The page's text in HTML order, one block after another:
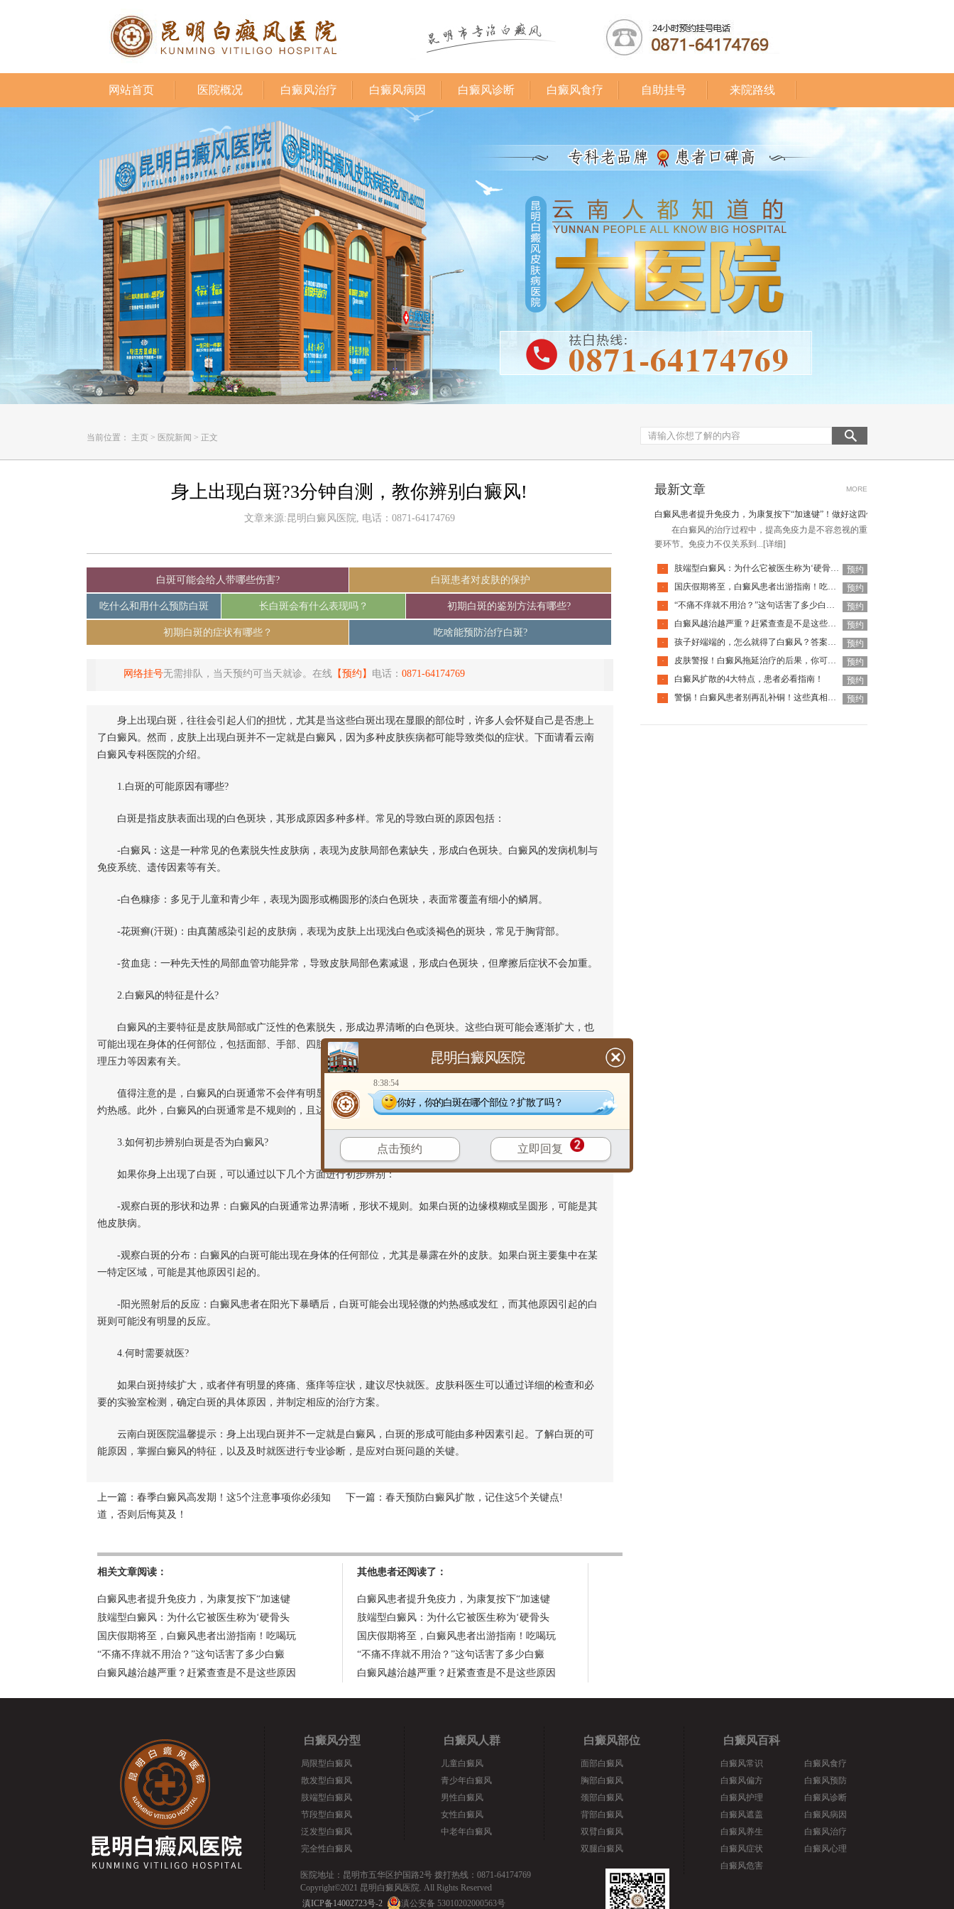
网站首页 医院概况 白癜风治疗 白癜风病因 白癜风诊断 白癜风食疗 自助挂号 来院路线
当前位置： 主页 > 医院新闻 > 正文
身上出现白斑?3分钟自测，教你辨别白癜风!
文章来源:昆明白癜风医院, 电话：0871-64174769
白斑可能会给人带哪些伤害? 白斑患者对皮肤的保护
吃什么和用什么预防白斑 长白斑会有什么表现吗？ 初期白斑的鉴别方法有哪些?
初期白斑的症状有哪些？ 吃啥能预防治疗白斑?
网络挂号无需排队，当天预约可当天就诊。在线 【预约】 电话： 0871-64174769
身上出现白斑，往往会引起人们的担忧，尤其是当这些白斑出现在显眼的部位时，许多人会怀疑自己是否患上
了白癜风。然而，皮肤上出现白斑并不一定就是白癜风，因为多种皮肤疾病都可能导致类似的症状。下面请看云南
白癜风专科医院的介绍。
1.白斑的可能原因有哪些?
白斑是指皮肤表面出现的白色斑块，其形成原因多种多样。常见的导致白斑的原因包括：
-白癜风：这是一种常见的色素脱失性皮肤病，表现为皮肤局部色素缺失，形成白色斑块。白癜风的发病机制与
免疫系统、遗传因素等有关。
-白色糠疹：多见于儿童和青少年，表现为圆形或椭圆形的淡白色斑块，表面常覆盖有细小的鳞屑。
-花斑癣(汗斑)：由真菌感染引起的皮肤病，表现为皮肤上出现浅白色或淡褐色的斑块，常见于胸背部。
-贫血痣：一种先天性的局部血管功能异常，导致皮肤局部色素减退，形成白色斑块，但摩擦后症状不会加重。
2.白癜风的特征是什么?
白癜风的主要特征是皮肤局部或广泛性的色素脱失，形成边界清晰的白色斑块。这些白斑可能会逐渐扩大，也
可能出现在身体的任何部位，包括面部、手部、四肢等。白癜风的发病原因复杂，可能与遗传、免疫功能紊乱、心
理压力等因素有关。
值得注意的是，白癜风的白斑通常不会伴有明显的瘙痒或疼痛感，但在阳光下暴晒后可能会出现轻微的发红或
灼热感。此外，白癜风的白斑通常是不规则的，且边缘可能会有轻微的色素沉着。
3.如何初步辨别白斑是否为白癜风?
如果你身上出现了白斑，可以通过以下几个方面进行初步辨别：
-观察白斑的形状和边界：白癜风的白斑通常边界清晰，形状不规则。如果白斑的边缘模糊或呈圆形，可能是其
他皮肤病。
-观察白斑的分布：白癜风的白斑可能出现在身体的任何部位，尤其是暴露在外的皮肤。如果白斑主要集中在某
一特定区域，可能是其他原因引起的。
-阳光照射后的反应：白癜风患者在阳光下暴晒后，白斑可能会出现轻微的灼热感或发红，而其他原因引起的白
斑则可能没有明显的反应。
4.何时需要就医?
如果白斑持续扩大，或者伴有明显的疼痛、瘙痒等症状，建议尽快就医。皮肤科医生可以通过详细的检查和必
要的实验室检测，确定白斑的具体原因，并制定相应的治疗方案。
云南白斑医院温馨提示：身上出现白斑并不一定就是白癜风，白斑的形成可能由多种因素引起。了解白斑的可
能原因，掌握白癜风的特征，以及及时就医进行专业诊断，是应对白斑问题的关键。
上一篇： 春季白癜风高发期！这5个注意事项你必须知
道，否则后悔莫及！
下一篇： 春天预防白癜风扩散，记住这5个关键点!
相关文章阅读：
白癜风患者提升免疫力，为康复按下“加速键
肢端型白癜风：为什么它被医生称为‘硬骨头
国庆假期将至，白癜风患者出游指南！吃喝玩
“不痛不痒就不用治？”这句话害了多少白癜
白癜风越治越严重？赶紧查查是不是这些原因
其他患者还阅读了：
白癜风患者提升免疫力，为康复按下“加速键
肢端型白癜风：为什么它被医生称为‘硬骨头
国庆假期将至，白癜风患者出游指南！吃喝玩
“不痛不痒就不用治？”这句话害了多少白癜
白癜风越治越严重？赶紧查查是不是这些原因
最新文章 MORE
白癜风患者提升免疫力，为康复按下“加速键”！做好这四件事
在白癜风的治疗过程中，提高免疫力是不容忽视的重
要环节。免疫力不仅关系到... [详细]
· 肢端型白癜风：为什么它被医生称为‘硬骨头’？
预约
·
国庆假期将至，白癜风患者出游指南！吃喝玩乐不犯忌，开心度假稳
预约
·
“不痛不痒就不用治？”这句话害了多少白癜风患者！
预约
·
白癜风越治越严重？赶紧查查是不是这些原因！
预约
·
孩子好端端的，怎么就得了白癜风？答案全在这里面！
预约
·
皮肤警报！白癜风拖延治疗的后果，你可能承担不起
预约
·
白癜风扩散的4大特点，患者必看指南！
预约
·
警惕！白癜风患者别再乱补铜！这些真相你必须知道！ 预约
白癜风分型
局限型白癜风
散发型白癜风
肢端型白癜风
节段型白癜风
泛发型白癜风
完全性白癜风
白癜风人群
儿童白癜风
青少年白癜风
男性白癜风
女性白癜风
中老年白癜风
白癜风部位
面部白癜风
胸部白癜风
颈部白癜风
背部白癜风
双臂白癜风
双腿白癜风
白癜风百科
白癜风常识
白癜风偏方
白癜风护理
白癜风遮盖
白癜风养生
白癜风症状
白癜风危害
白癜风食疗
白癜风预防
白癜风诊断
白癜风病因
白癜风治疗
白癜风心理
医院地址：昆明市五华区护国路2号 拨打热线：0871-64174769
Copyright©2021 昆明白癜风医院. All Rights Reserved
滇ICP备14002723号-2
滇公安备 53010202000563号
昆明白癜风医院
8:38:54
你好，你的白斑在哪个部位？扩散了吗？
点击预约 立即回复